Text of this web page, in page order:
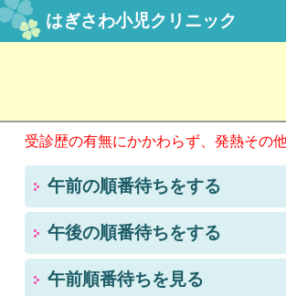
はぎさわ小児クリニック
受診歴の有無にかかわらず、発熱その
午前の順番待ちをする
午後の順番待ちをする
午前順番待ちを見る